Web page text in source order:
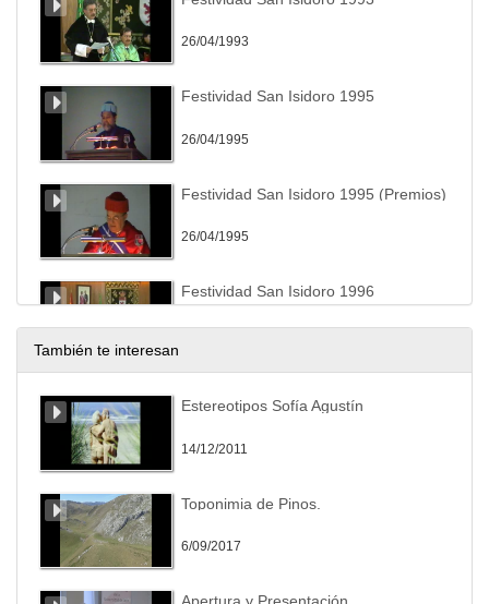
26/04/1993
Festividad San Isidoro 1995
26/04/1995
Festividad San Isidoro 1995 (Premios)
26/04/1995
Festividad San Isidoro 1996
También te interesan
Estereotipos Sofía Agustín
14/12/2011
Toponimia de Pinos.
6/09/2017